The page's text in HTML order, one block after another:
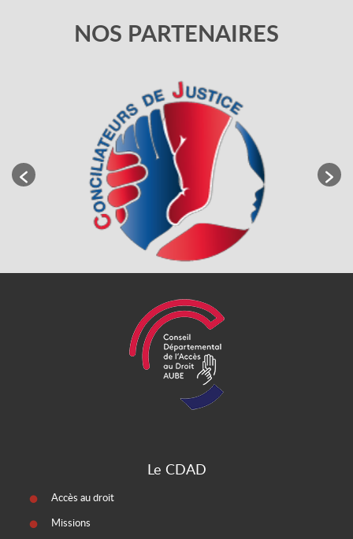
NOS PARTENAIRES
Le CDAD
Accès au droit
Missions